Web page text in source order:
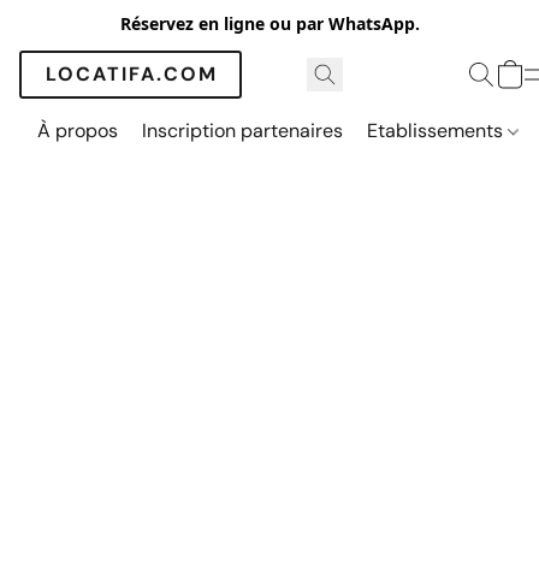
Réservez en ligne ou par WhatsApp.
LOCATIFA.COM
À propos Inscription partenaires Etablissements